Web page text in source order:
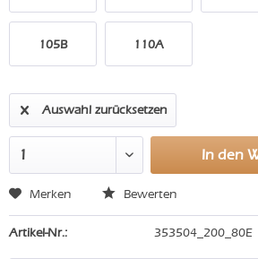
105B 110A
Auswahl zurücksetzen
In den
Merken Bewerten
Artikel-Nr.: 353504_200_80E